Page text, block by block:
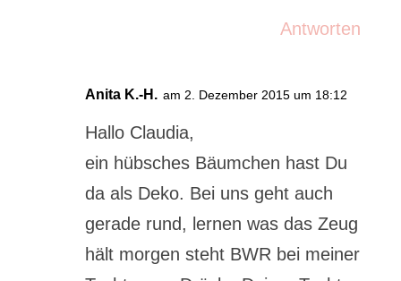
Antworten
Anita K.-H. am 2. Dezember 2015 um 18:12
Hallo Claudia,
ein hübsches Bäumchen hast Du
da als Deko. Bei uns geht auch
gerade rund, lernen was das Zeug
hält morgen steht BWR bei meiner